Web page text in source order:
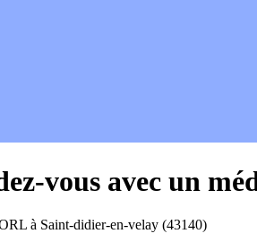
vous avec un
à Saint-didier-en-velay (43140)